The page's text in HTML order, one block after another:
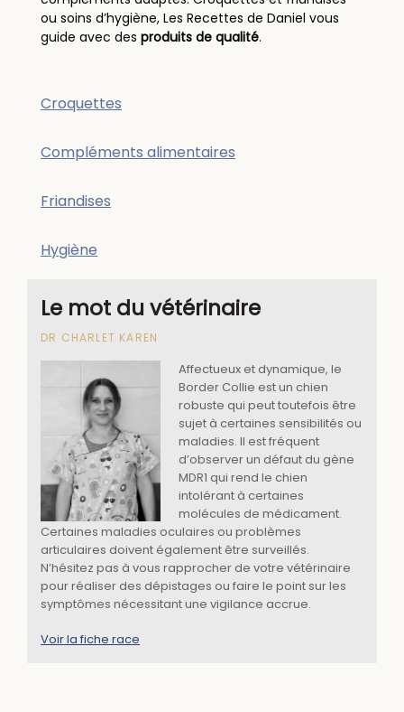
ou soins d’hygiène, Les Recettes de Daniel vous
guide avec des produits de qualité.
Croquettes
Compléments alimentaires
Friandises
Hygiène
Le mot du vétérinaire
DR CHARLET KAREN
Affectueux et dynamique, le
Border Collie est un chien
robuste qui peut toutefois être
sujet à certaines sensibilités ou
maladies. Il est fréquent
d’observer un défaut du gène
MDR1 qui rend le chien
intolérant à certaines
molécules de médicament.
Certaines maladies oculaires ou problèmes
articulaires doivent également être surveillés.
N’hésitez pas à vous rapprocher de votre vétérinaire
pour réaliser des dépistages ou faire le point sur les
symptômes nécessitant une vigilance accrue.
Voir la fiche race